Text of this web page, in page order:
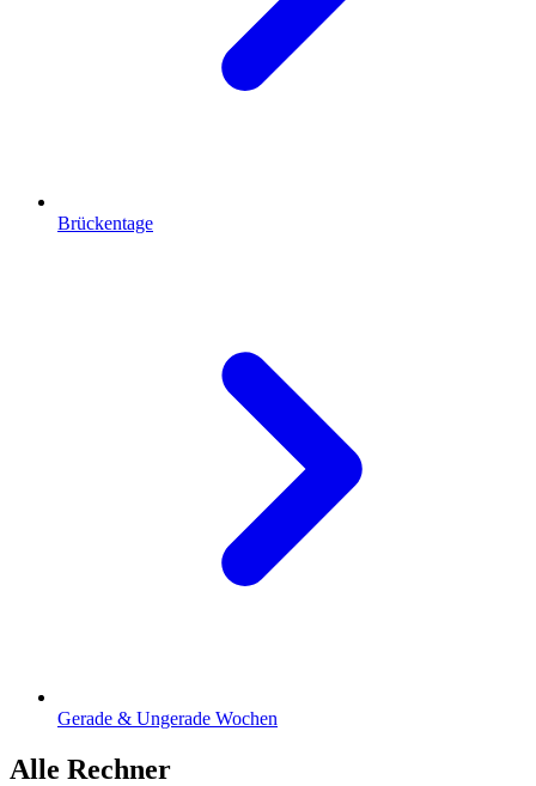
Brückentage
Gerade & Ungerade Wochen
Alle Rechner